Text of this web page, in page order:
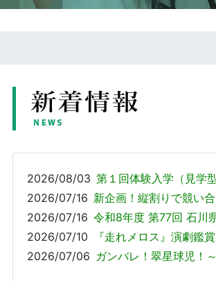
2026/08/03 第１回体験入学（見学型
2026/07/16 新企画！縦割りで競い
2026/07/16 令和8年度 第77回 石川
2026/07/10
『走れメロス』演劇鑑賞
2026/07/06 ガンバレ！翠星球児！